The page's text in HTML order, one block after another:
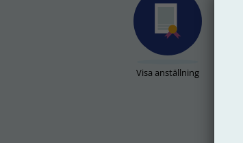
Visa anställning